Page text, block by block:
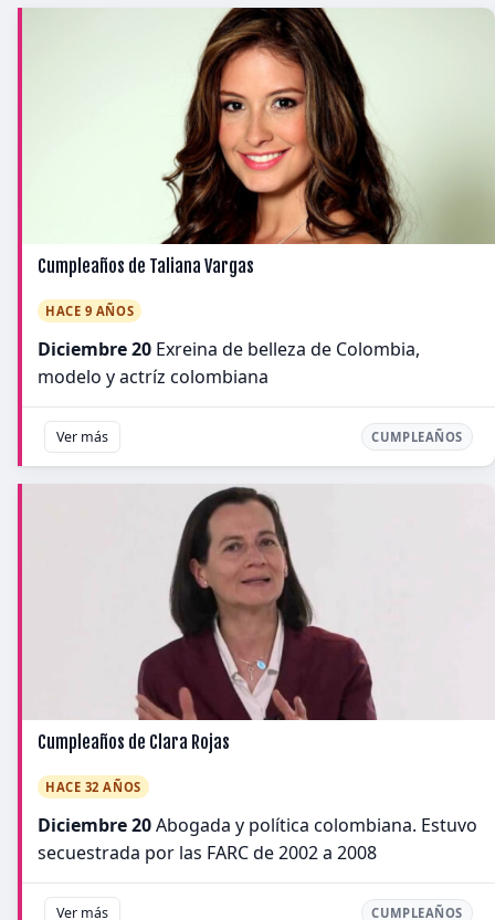
Cumpleaños de Taliana Vargas
HACE 9 AÑOS
Diciembre 20 Exreina de belleza de Colombia,
modelo y actríz colombiana
Ver más CUMPLEAÑOS
Cumpleaños de Clara Rojas
HACE 32 AÑOS
Diciembre 20Abogada y política colombiana. Estuvo
secuestrada por las FARC de 2002 a 2008
Ver más CUMPLEAÑOS